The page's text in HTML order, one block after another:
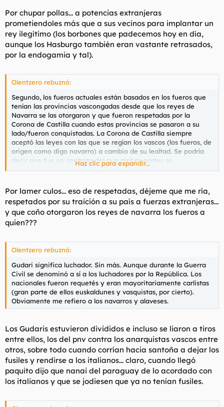
Por chupar pollas... a potencias extranjeras
prometiendoles más que a sus vecinos para implantar un
rey ilegítimo (los borbones que padecemos hoy en día,
aunque los Hasburgo también eran vastante retrasados,
por la endogamia y tal).
Olentzero rebuznó:
Segundo, los fueros actuales están basados en los fueros que
tenían las provincias vascongadas desde que los reyes de
Navarra se las otorgaron y que fueron respetadas por la
Corona de Castilla cuando estas provincias se pasaron a su
lado/fueron conquistadas. La Corona de Castilla siempre
aceptó las leyes con las que se regían los vascos (los fueros, de
origen como digo navarro) a cambio de su lealtad. Se podría
decir que fue un contrato del que ambas partes se
beneficiaron.
Haz clic para expandir...
Por lamer culos... eso de respetadas, déjeme que me ría,
respetados por su traición a su país a fuerzas extranjeras...
y que coño otorgaron los reyes de navarra los fueros a
quien???
Olentzero rebuznó:
Gudari significa luchador. Sin más. Aunque durante la Guerra
Civil se denominó a sí a los luchadores por la República. Los
nacionales fueron requetés y eran mayoritariamente carlistas
(gran parte de ellos euskaldunes y vasquistas, por cierto).
Obviamente me refiero a los navarros y alaveses.
Los Gudaris estuvieron divididos e incluso se liaron a tiros
entre ellos, los del pnv contra los anarquistas vascos entre
otros, sobre todo cuando corrían hacia santoña a dejar los
fusiles y rendirse a los italianos... claro, cuando llegó
paquito dijo que nanai del paraguay de lo acordado con
los italianos y que se jodiesen que ya no tenían fusiles.